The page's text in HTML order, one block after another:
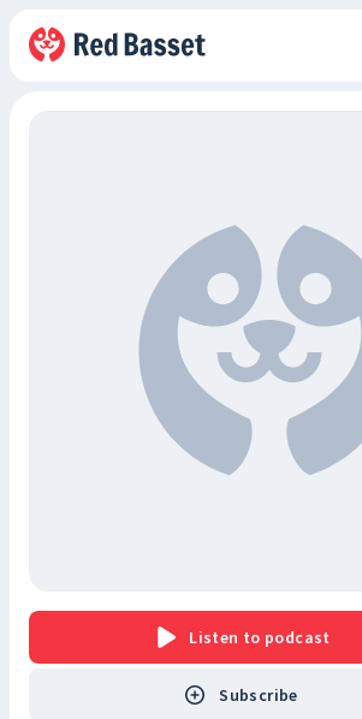
Listen to podcast
Subscribe